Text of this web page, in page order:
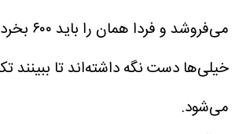
می‌فروشد و
خیلی‌ها دست نگه داشته‌اند تا ببینند
می‌شود.